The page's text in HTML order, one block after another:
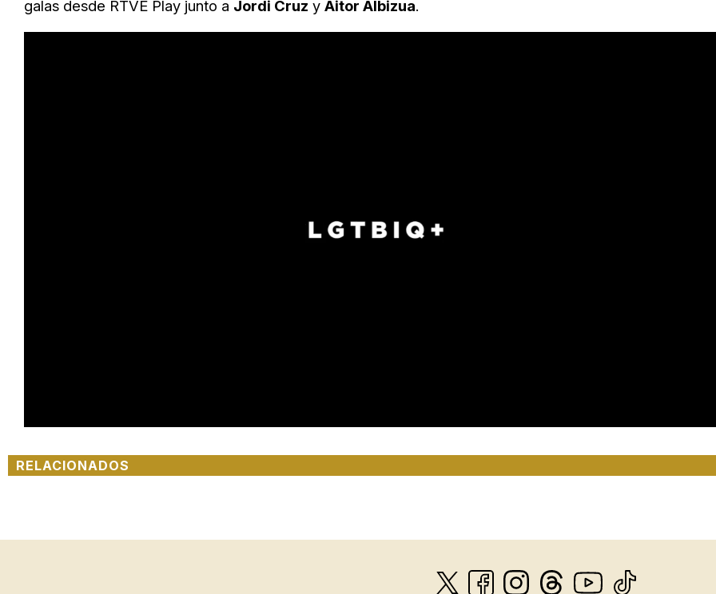
galas desde RTVE Play junto a Jordi Cruz y Aitor Albizua.
100.00%
RELACIONADOS